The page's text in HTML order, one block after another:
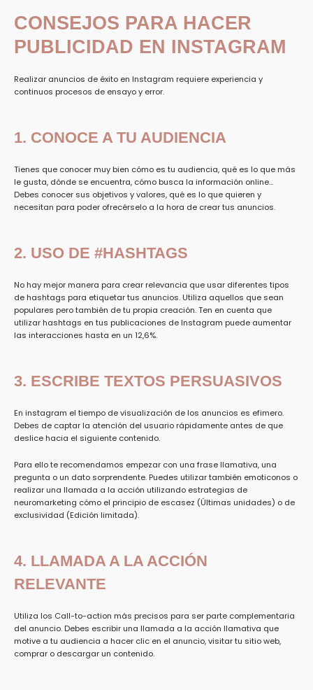
CONSEJOS PARA HACER
PUBLICIDAD EN INSTAGRAM
Realizar anuncios de éxito en Instagram requiere experiencia y
continuos procesos de ensayo y error.
1. CONOCE A TU AUDIENCIA
Tienes que conocer muy bien cómo es tu audiencia, qué es lo que más
le gusta, dónde se encuentra, cómo busca la información online...
Debes conocer sus objetivos y valores, qué es lo que quieren y
necesitan para poder ofrecérselo a la hora de crear tus anuncios.
2. USO DE #HASHTAGS
No hay mejor manera para crear relevancia que usar diferentes tipos
de hashtags para etiquetar tus anuncios. Utiliza aquellos que sean
populares pero también de tu propia creación. Ten en cuenta que
utilizar hashtags en tus publicaciones de Instagram puede aumentar
las interacciones hasta en un 12,6%.
3. ESCRIBE TEXTOS PERSUASIVOS
En instagram el tiempo de visualización de los anuncios es efimero.
Debes de captar la atención del usuario rápidamente antes de que
deslice hacia el siguiente contenido.
Para ellote recomendamos empezar con una frase llamativa, una
pregunta o un dato sorprendente. Puedes utilizar también emoticonos o
realizar una llamada a la acción utilizando estrategias de
neuromarketing cómo el principio de escasez (Últimas unidades) o de
exclusividad (Edición limitada).
4. LLAMADA A LA ACCIÓN
RELEVANTE
Utiliza los Call-to-action más precisos para ser parte complementaria
del anuncio.Debes escribiruna llamada a la acción llamativa que
motive a tu audiencia a hacer clic en el anuncio, visitar tu sitio web,
comprar o descargar un contenido.